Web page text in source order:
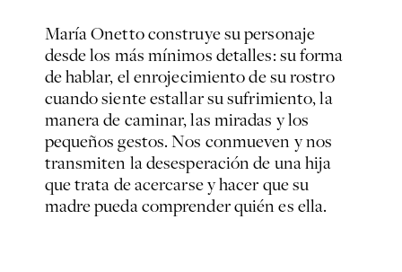
María Onetto construye su personaje
desde los más mínimos detalles: su forma
de hablar, el enrojecimiento de su rostro
cuando siente estallar su sufrimiento, la
manera de caminar, las miradas y los
pequeños gestos. Nos conmueven y nos
transmiten la desesperación de una hija
que trata de acercarse y hacer que su
madre pueda comprender quién es ella.